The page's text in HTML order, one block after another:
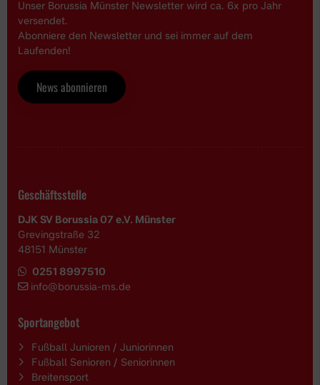
Unser Borussia Münster Newsletter wird ca. 6x pro Jahr
versendet.
Abonniere den Newsletter und sei immer auf dem
Laufenden!
News abonnieren
Geschäftsstelle
DJK SV Borussia 07 e.V. Münster
Grevingstraße 32
48151 Münster
0251 8997510
info@borussia-ms.de
Sportangebot
Fußball Junioren / Juniorinnen
Fußball Senioren / Seniorinnen
Breitensport